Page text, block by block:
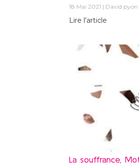
18 Mai 2021 David pyon
Lire l'article
La souffrance,